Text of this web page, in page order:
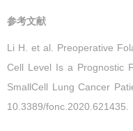
参考文献
Li H. et al. Preoperative
Cell Level Is a Prognostic
SmallCell Lung Cancer
10.3389/fonc.2020.621435.